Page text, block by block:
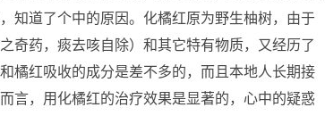
知道了个中的原因。化橘红原为野生柚树，由于
奇药，痰去咳自除）和其它特有物质，又经历了
橘红吸收的成分是差不多的，而且本地人长期接
言，用化橘红的治疗效果是显著的，心中的疑惑